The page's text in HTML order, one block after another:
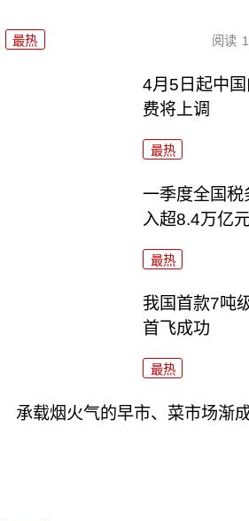
最热 阅读
4月5日起中
费将上调
最热
一季度全国
入超8.4万亿
最热
我国首款7吨
首飞成功
最热
承载烟火气的早市、菜市场渐